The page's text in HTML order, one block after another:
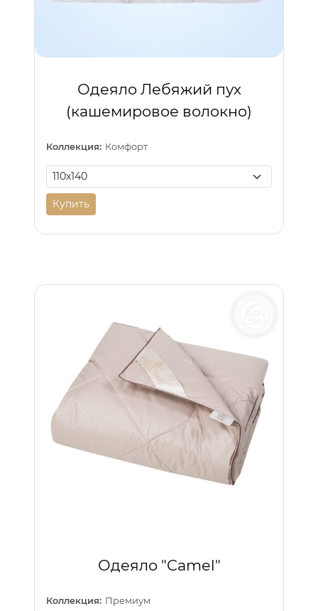
Одеяло Лебяжий пух
(кашемировое волокно)
Коллекция: Комфорт
Купить
Одеяло "Camel"
Коллекция: Премиум